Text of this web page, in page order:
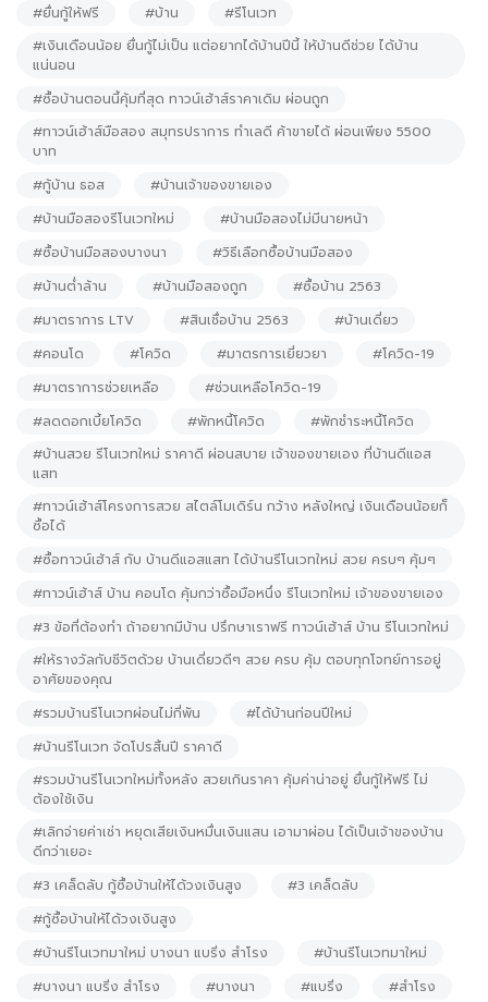
#ยื่นกู้ให้ฟรี #บ้าน
#รีโนเวท
#เงินเดือนน้อย ยื่นกู้ไม่เป็น แต่อยากได้บ้านปีนี้ ให้บ้านดีช่วย ได้บ้าน
แน่นอน
#ซื้อบ้านตอนนี้คุ้มที่สุด ทาวน์เฮ้าส์ราคาเดิม ผ่อนถูก
#ทาวน์เฮ้าส์มือสอง สมุทรปราการ ทำเลดี ค้าขายได้ ผ่อนเพียง 5500
บาท
#กู้บ้าน ธอส
#บ้านเจ้าของขายเอง
#บ้านมือสองรีโนเวทใหม่
#บ้านมือสองไม่มีนายหน้า
#ซื้อบ้านมือสองบางนา
#วิธีเลือกซื้อบ้านมือสอง
#บ้านต่ำล้าน
#บ้านมือสองถูก
#ซื้อบ้าน 2563
#มาตราการ LTV
#สินเชื่อบ้าน 2563
#บ้านเดี่ยว
#คอนโด
#โควิด #มาตรการเยี่ยวยา
#โควิด-19
#มาตราการช่วยเหลือ
#ช่วนเหลือโควิด-19
#ลดดอกเบี้ยโควิด
#พักหนี้โควิด
#พักชำระหนี้โควิด
#บ้านสวย รีโนเวทใหม่ ราคาดี ผ่อนสบาย เจ้าของขายเอง ที่บ้านดีแอส
แสท
#ทาวน์เฮ้าส์โครงการสวย สไตล์โมเดิร์น กว้าง หลังใหญ่ เงินเดือนน้อยก็
ซื้อได้
#ซื้อทาวน์เฮ้าส์ กับ บ้านดีแอสแสท ได้บ้านรีโนเวทใหม่ สวย ครบๆ คุ้มๆ
#ทาวน์เฮ้าส์ บ้าน คอนโด คุ้มกว่าซื้อมือหนึ่ง รีโนเวทใหม่ เจ้าของขายเอง
#3 ข้อที่ต้องทำ ถ้าอยากมีบ้าน ปรึกษาเราฟรี ทาวน์เฮ้าส์ บ้าน รีโนเวทใหม่
#ให้รางวัลกับชีวิตด้วย บ้านเดี่ยวดีๆ สวย ครบ คุ้ม ตอบทุกโจทย์การอยู่
อาศัยของคุณ
#รวมบ้านรีโนเวทผ่อนไม่กี่พัน
#ได้บ้านก่อนปีใหม่
#บ้านรีโนเวท จัดโปรสิ้นปี ราคาดี
#รวมบ้านรีโนเวทใหม่ทั้งหลัง สวยเกินราคา คุ้มค่าน่าอยู่ ยื่นกู้ให้ฟรี ไม่
ต้องใช้เงิน
#เลิกจ่ายค่าเช่า หยุดเสียเงินหมื่นเงินแสน เอามาผ่อน ได้เป็นเจ้าของบ้าน
ดีกว่าเยอะ
#3 เคล็ดลับ กู้ซื้อบ้านให้ได้วงเงินสูง
#3 เคล็ดลับ
#กู้ซื้อบ้านให้ได้วงเงินสูง
#บ้านรีโนเวทมาใหม่ บางนา แบริ่ง สำโรง
#บ้านรีโนเวทมาใหม่
#บางนา แบริ่ง สำโรง
#บางนา #แบริ่ง
#สำโรง